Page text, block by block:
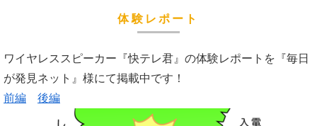
体験レポート
ワイヤレススピーカー『快テレ君』の体験レポートを『毎日
が発見ネット』様にて掲載中です！
前編
後編